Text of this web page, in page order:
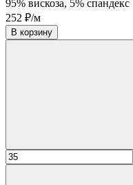
95% вискоза, 5% спандекс
252 ₽/м
В корзину